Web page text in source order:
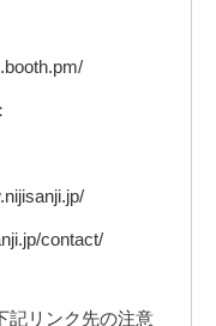
contact/
記リンク先の注意